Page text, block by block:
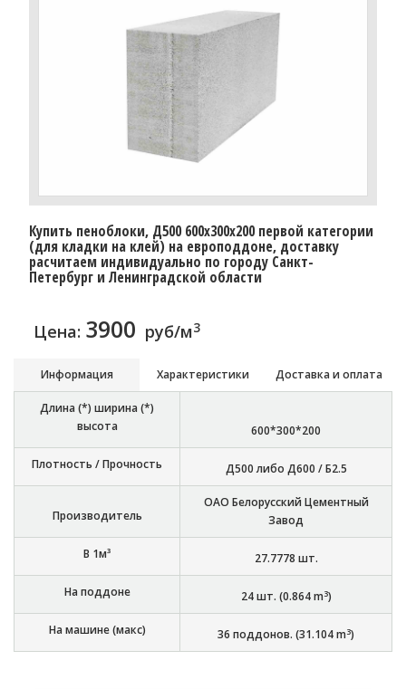
Купить пеноблоки, Д500 600x300x200 первой категории
(для кладки на клей) на европоддоне, доставку
расчитаем индивидуально по городу Санкт-
Петербург и Ленинградской области
Цена: 3900 руб/м3
Информация Характеристики Доставка и оплата
Длина (*) ширина (*)
высота
600*300*200
Плотность / Прочность Д500 либо Д600 / Б2.5
Производитель
ОАО Белорусский Цементный
Завод
В 1м³ 27.7778 шт.
На поддоне 24шт. (0.864m3)
На машине (макс) 36 поддонов. (31.104m3)